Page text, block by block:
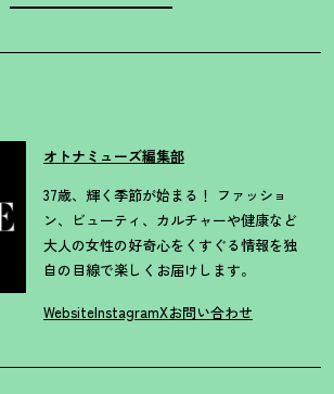
オトナミューズ編集部
37歳、輝く季節が始まる！ ファッショ
ン、ビューティ、カルチャーや健康など
大人の女性の好奇心をくすぐる情報を独
自の目線で楽しくお届けします。
WebsiteInstagramXお問い合わせ